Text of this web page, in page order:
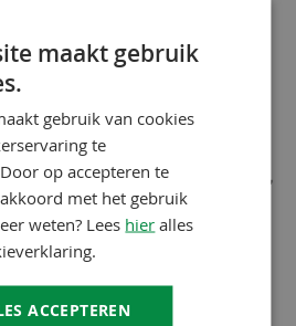
van direct zonlicht.
bij FIXZA
vloercoating kopen
SG kies je voor een
duurzame,
epoxy vloer
FIXZAof neem contact op voor
of verbruik per m².
maakt gebruik
gebruik van cookies
te
op accepteren te
met het gebruik
weten? Lees hier alles
ACCEPTEREN